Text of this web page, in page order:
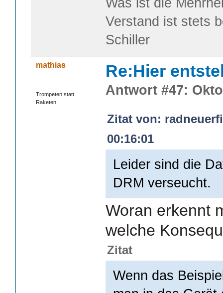
Was ist die
Verstand ist stets
Schiller
mathias
Trompeten statt
Raketen!
Re:Hier
Antwort #47:
Zitat von:
00:16:01
Leider sind die
DRM verseucht.
Woran erkennt
welche
Zitat
Wenn das